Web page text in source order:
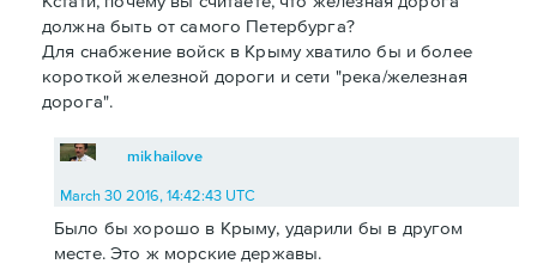
должна быть от самого Петербурга?
Для снабжение войск в Крыму хватило бы и более
короткой железной дороги и сети "река/железная
дорога".
mikhailove
March 30 2016, 14:42:43 UTC
Было бы хорошо в Крыму, ударили бы в другом
месте. Это ж морские державы.